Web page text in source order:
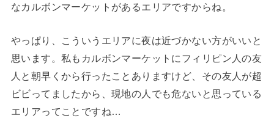
なカルボンマーケットがあるエリアですからね。
やっぱり、こういうエリアに夜は近づかない方がいいと
思います。私もカルボンマーケットにフィリピン人の友
人と朝早くから行ったことありますけど、その友人が超
ビビってましたから、現地の人でも危ないと思っている
エリアってことですね…